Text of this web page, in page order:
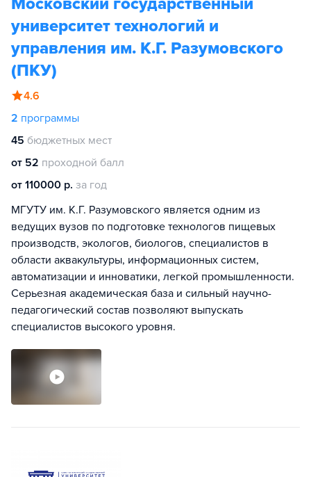
университет технологий и
управления им. К.Г. Разумовского
(ПКУ)
4.6
2 программы
45 бюджетных мест
от 52 проходной балл
от 110000 р. за год
МГУТУ им. К.Г. Разумовского является одним из
ведущих вузов по подготовке технологов пищевых
производств, экологов, биологов, специалистов в
области аквакультуры, информационных систем,
автоматизации и инноватики, легкой промышленности.
Серьезная академическая база и сильный научно-
педагогический состав позволяют выпускать
специалистов высокого уровня.